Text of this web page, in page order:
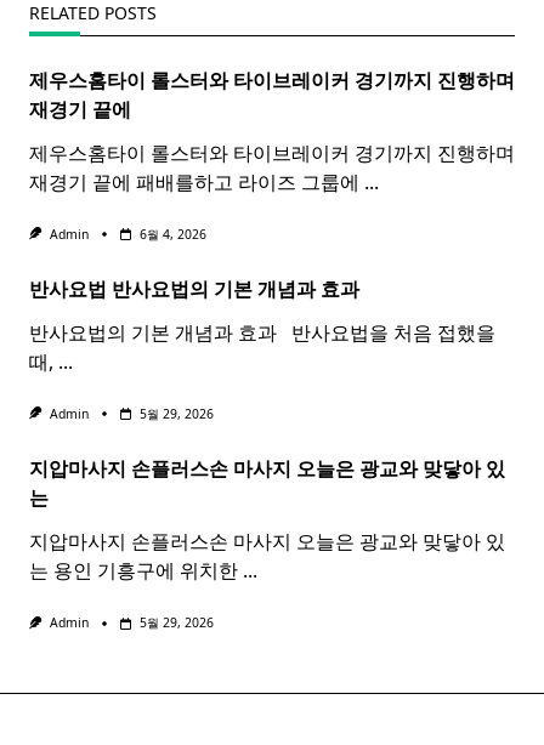
RELATED POSTS
제우스홈타이 롤스터와타이브레이커 경기까지 진행하며
재경기 끝에
제우스홈타이 롤스터와 타이브레이커 경기까지 진행하며
재경기 끝에 패배를하고 라이즈 그룹에 ...
Admin 6월 4, 2026
반사요법 반사요법의 기본 개념과 효과 ​ ​
반사요법의 기본 개념과 효과 ​ ​ 반사요법을 처음 접했을
때, ...
Admin 5월 29, 2026
지압마사지 손플러스손 마사지 오늘은 광교와 맞닿아 있
는
지압마사지 손플러스손 마사지 오늘은 광교와 맞닿아 있
는 용인 기흥구에 위치한 ...
Admin 5월 29, 2026